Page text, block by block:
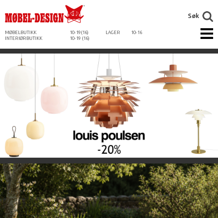
MØBELBUTIKK 10-19(16) LAGER
10-16
INTERIØRBUTIKK
10-19 (16)
Søk